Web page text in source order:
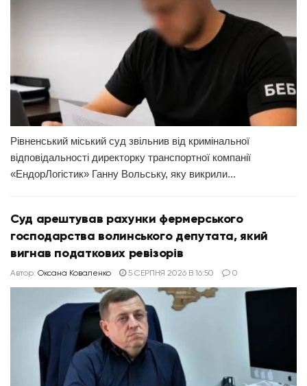
Рівненський міський суд звільнив від кримінальної
відповідальності директорку транспортної компанії
«ЕндорЛогістик» Ганну Вольську, яку викрили...
Суд арештував рахунки фермерського
господарства волинського депутата, який
вигнав податкових ревізорів
Автор: Оксана Коваленко 5 СЕРПНЯ 2026 В 16:50 0